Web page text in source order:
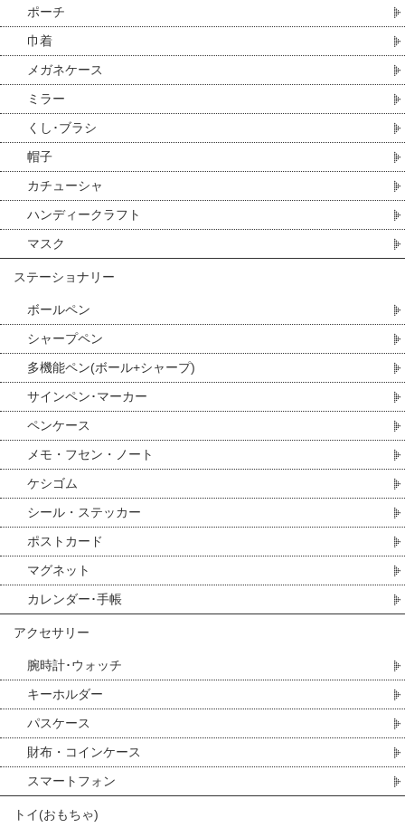
ポーチ
巾着
メガネケース
ミラー
くし･ブラシ
帽子
カチューシャ
ハンディークラフト
マスク
ステーショナリー
ボールペン
シャープペン
多機能ペン(ボール+シャープ)
サインペン･マーカー
ペンケース
メモ・フセン・ノート
ケシゴム
シール・ステッカー
ポストカード
マグネット
カレンダー･手帳
アクセサリー
腕時計･ウォッチ
キーホルダー
パスケース
財布・コインケース
スマートフォン
トイ(おもちゃ)